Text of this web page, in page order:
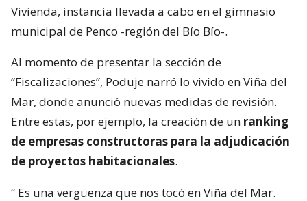
Vivienda, instancia llevada a cabo en el gimnasio
municipal de Penco -región del Bío Bío-.
Al momento de presentar la sección de
“Fiscalizaciones”, Poduje narró lo vivido en Viña del
Mar, donde anunció nuevas medidas de revisión.
Entre estas, por ejemplo, la creación de un ranking
de empresas constructoras para la adjudicación
de proyectos habitacionales.
“ Es una vergüenza que nos tocó en Viña del Mar.